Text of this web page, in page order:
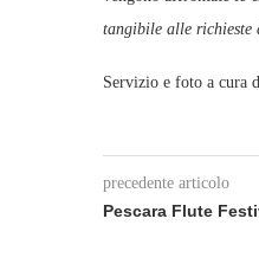
tangibile alle richieste
Servizio e foto a cura
precedente articolo
Pescara Flute